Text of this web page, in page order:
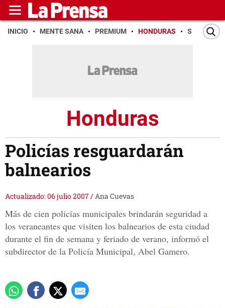
INICIO MENTE SANA PREMIUM HONDURAS SAN PEDRO
Honduras
Policías resguardarán
balnearios
Actualizado: 06 julio 2007/Ana Cuevas
Más de cien policías municipales brindarán seguridad a
los veraneantes que visiten los balnearios de esta ciudad
durante el fin de semana y feriado de verano, informó el
subdirector de la Policía Municipal, Abel Gamero.